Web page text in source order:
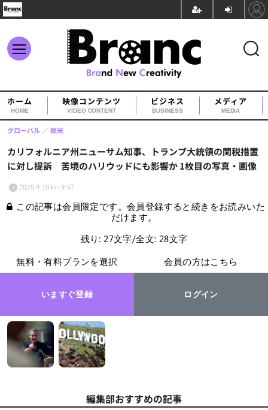
ホーム
HOME
映像コンテンツ
VIDEO CONTENT
ビジネス
BUSINESS
メディア
MEDIA
カリフォルニア州ニューサム知事、トランプ大統領の関税措置
に対し提訴 苦境のハリウッドにも影響か 1枚目の写真・画像
グローバル 欧米
2025.4.18 Fri 9:57
この記事は会員限定です。会員登録すると続きをお読みいた
だけます。
残り: 27文字/全文: 28文字
無料・有料プランを選択
いますぐ登録
会員の方はこちら
ログイン
編集部おすすめの記事